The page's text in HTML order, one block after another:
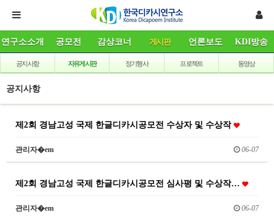
연구소소개 공모전 감상코너 게시판 언론보도 KDI방송
공지사항 자유게시판 정기행사 프로젝트 동영상
공지사항
제2회 경남고성 국제 한글디카시공모전 수상자 및 수상작
관리자�em 06-07
제2회 경남고성 국제 한글디카시공모전 심사평 및 수상작…
관리자�em 06-07